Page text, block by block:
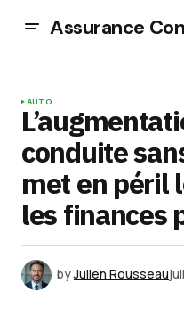
Assurance
AUTO
conduite
met en péril
les finances
byJulien Rousseau